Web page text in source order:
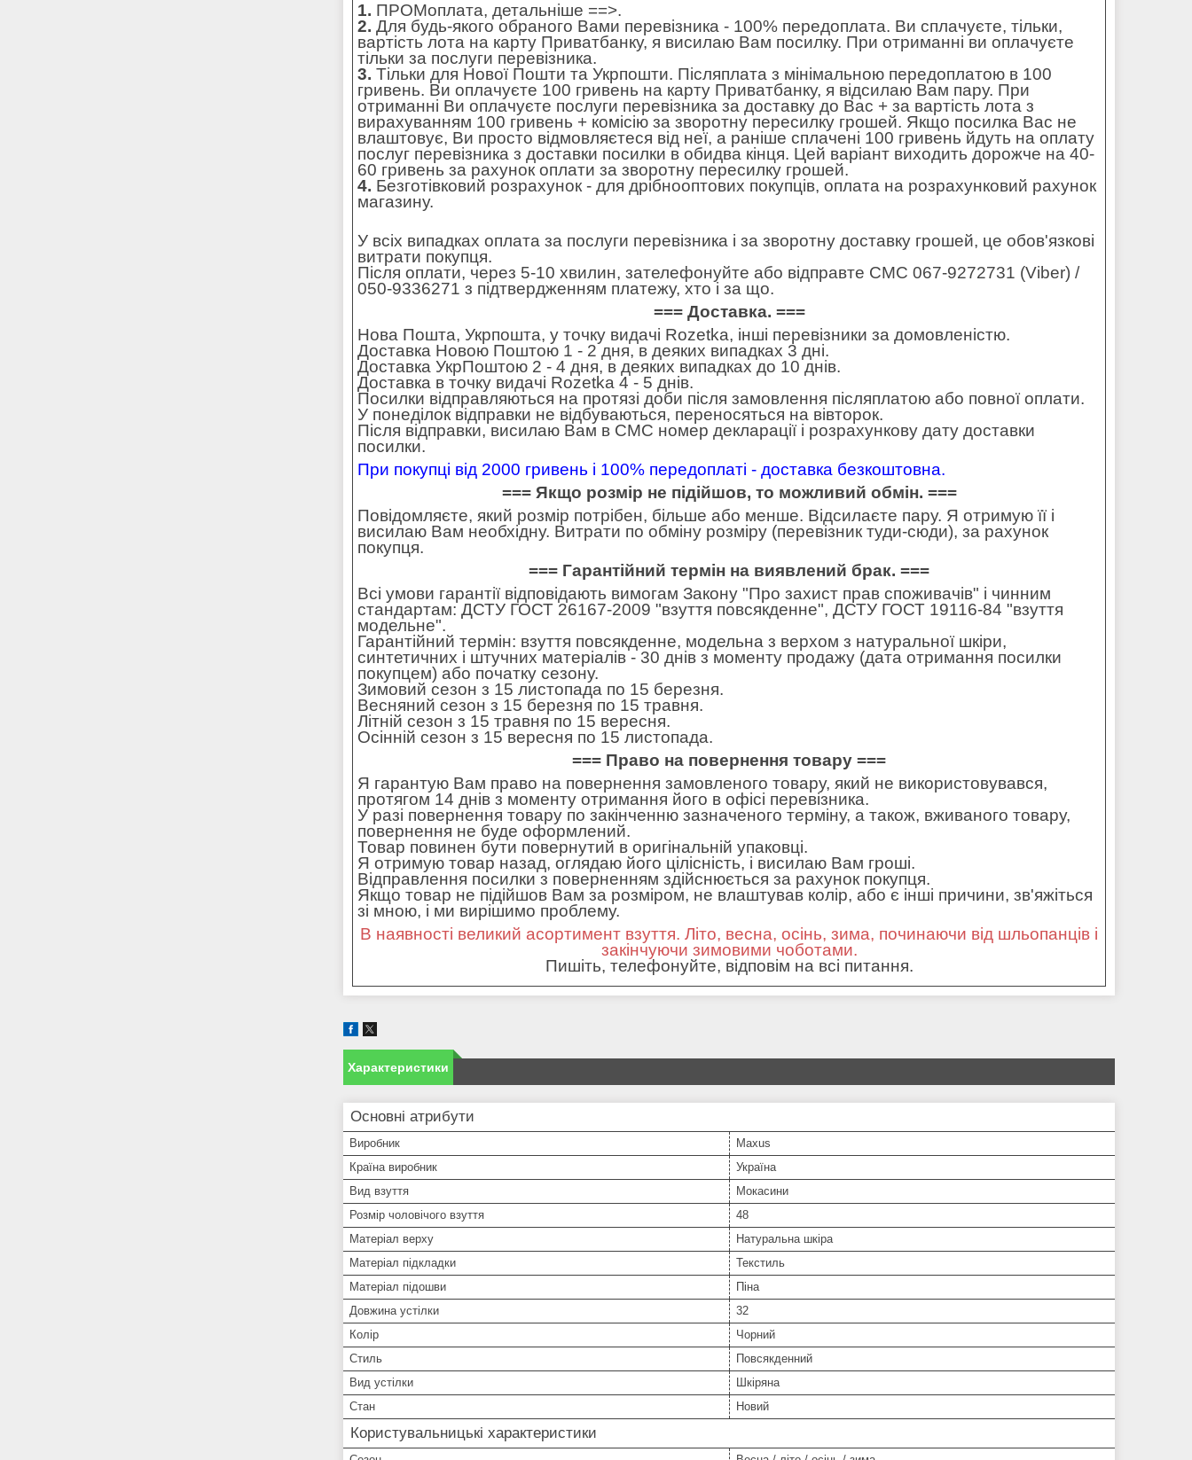
1. ПРОМоплата, детальніше ==>.
2. Для будь-якого обраного Вами перевізника - 100% передоплата. Ви сплачуєте, тільки,
вартість лота на карту Приватбанку, я висилаю Вам посилку. При отриманні ви оплачуєте
тільки за послуги перевізника.
3. Тільки для Нової Пошти та Укрпошти. Післяплата з мінімальною передоплатою в 100
гривень. Ви оплачуєте 100 гривень на карту Приватбанку, я відсилаю Вам пару. При
отриманні Ви оплачуєте послуги перевізника за доставку до Вас + за вартість лота з
вирахуванням 100 гривень + комісію за зворотну пересилку грошей. Якщо посилка Вас не
влаштовує, Ви просто відмовляєтеся від неї, а раніше сплачені 100 гривень йдуть на оплату
послуг перевізника з доставки посилки в обидва кінця. Цей варіант виходить дорожче на 40-
60 гривень за рахунок оплати за зворотну пересилку грошей.
4. Безготівковий розрахунок - для дрібнооптових покупців, оплата на розрахунковий рахунок
магазину.
У всіх випадках оплата за послуги перевізника і за зворотну доставку грошей, це обов'язкові
витрати покупця.
Після оплати, через 5-10 хвилин, зателефонуйте або відправте СМС 067-9272731 (Viber) /
050-9336271 з підтвердженням платежу, хто і за що.
=== Доставка. ===
Нова Пошта, Укрпошта, у точку видачі Rozetka, інші перевізники за домовленістю.
Доставка Новою Поштою 1 - 2 дня, в деяких випадках 3 дні.
Доставка УкрПоштою 2 - 4 дня, в деяких випадках до 10 днів.
Доставка в точку видачі Rozetka 4 - 5 днів.
Посилки відправляються на протязі доби після замовлення післяплатою або повної оплати.
У понеділок відправки не відбуваються, переносяться на вівторок.
Після відправки, висилаю Вам в СМС номер декларації і розрахункову дату доставки
посилки.
При покупці від 2000 гривень і 100% передоплаті - доставка безкоштовна.
=== Якщо розмір не підійшов, то можливий обмін. ===
Повідомляєте, який розмір потрібен, більше або менше. Відсилаєте пару. Я отримую її і
висилаю Вам необхідну. Витрати по обміну розміру (перевізник туди-сюди), за рахунок
покупця.
=== Гарантійний термін на виявлений брак. ===
Всі умови гарантії відповідають вимогам Закону "Про захист прав споживачів" і чинним
стандартам: ДСТУ ГОСТ 26167-2009 "взуття повсякденне", ДСТУ ГОСТ 19116-84 "взуття
модельне".
Гарантійний термін: взуття повсякденне, модельна з верхом з натуральної шкіри,
синтетичних і штучних матеріалів - 30 днів з моменту продажу (дата отримання посилки
покупцем) або початку сезону.
Зимовий сезон з 15 листопада по 15 березня.
Весняний сезон з 15 березня по 15 травня.
Літній сезон з 15 травня по 15 вересня.
Осінній сезон з 15 вересня по 15 листопада.
=== Право на повернення товару ===
Я гарантую Вам право на повернення замовленого товару, який не використовувався,
протягом 14 днів з моменту отримання його в офісі перевізника.
У разі повернення товару по закінченню зазначеного терміну, а також, вживаного товару,
повернення не буде оформлений.
Товар повинен бути повернутий в оригінальній упаковці.
Я отримую товар назад, оглядаю його цілісність, і висилаю Вам гроші.
Відправлення посилки з поверненням здійснюється за рахунок покупця.
Якщо товар не підійшов Вам за розміром, не влаштував колір, або є інші причини, зв'яжіться
зі мною, і ми вирішимо проблему.
В наявності великий асортимент взуття. Літо, весна, осінь, зима, починаючи від шльопанців і
закінчуючи зимовими чоботами.
Пишіть, телефонуйте, відповім на всі питання.
Характеристики
Основні атрибути
Виробник
Maxus
Країна виробник
Україна
Вид взуття
Мокасини
Розмір чоловічого взуття
48
Матеріал верху
Натуральна шкіра
Матеріал підкладки
Текстиль
Матеріал підошви
Піна
Довжина устілки
32
Колір
Чорний
Стиль
Повсякденний
Вид устілки
Шкіряна
Стан
Новий
Користувальницькі характеристики